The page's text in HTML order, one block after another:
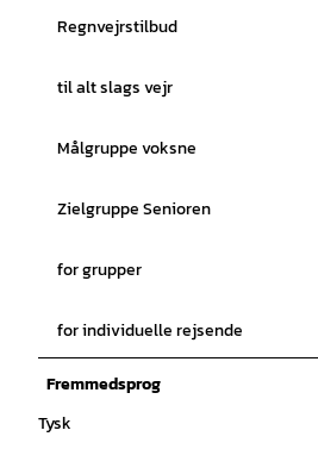
Regnvejrstilbud
til alt slags vejr
Målgruppe voksne
Zielgruppe Senioren
for grupper
for individuelle rejsende
Fremmedsprog
Tysk